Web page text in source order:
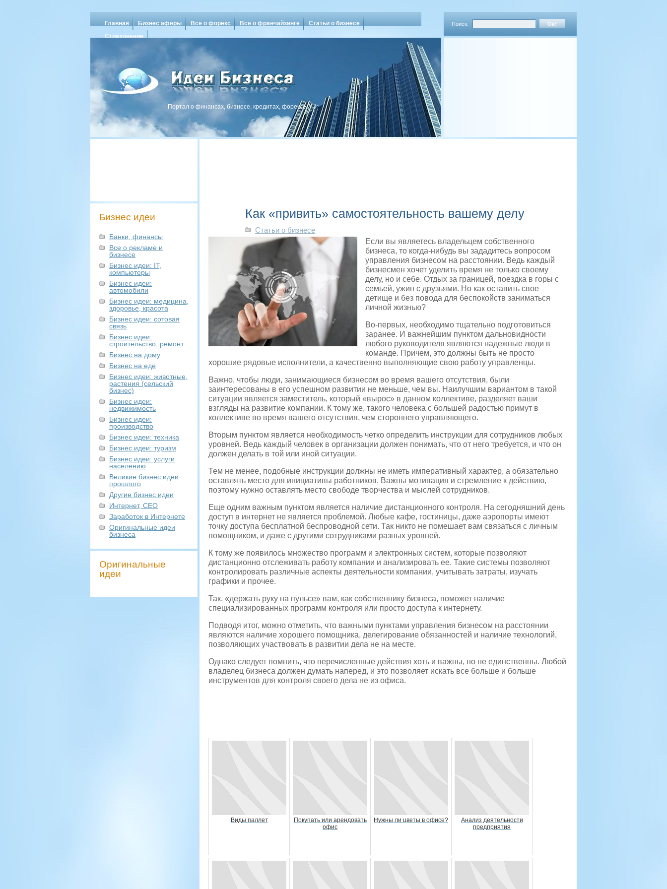
Главная Бизнес аферы Все о форекс Все о франчайзинге
Статьи о бизнесе
Страхование
Поиск:
Портал о финансах, бизнесе, кредитах, форексе
Бизнес идеи
Банки, финансы
Все о рекламе и
бизнесе
Бизнес идеи: IT,
компьютеры
Бизнес идеи:
автомобили
Бизнес идеи: медицина,
здоровье, красота
Бизнес идеи: сотовая
связь
Бизнес идеи:
строительство, ремонт
Бизнес на дому
Бизнес на еде
Бизнес идеи: животные,
растения (сельский
бизнес)
Бизнес идеи:
недвижимость
Бизнес идеи:
производство
Бизнес идеи: техника
Бизнес идеи: туризм
Бизнес идеи: услуги
населению
Великие бизнес идеи
прошлого
Другие бизнес идеи
Интернет, СЕО
Заработок в Интернете
Оригинальные идеи
бизнеса
Оригинальные
идеи
Как «привить» самостоятельность вашему делу
Статьи о бизнесе
Если вы являетесь владельцем собственного
бизнеса, то когда-нибудь вы зададитесь вопросом
управления бизнесом на расстоянии. Ведь каждый
бизнесмен хочет уделить время не только своему
делу, но и себе. Отдых за границей, поездка в горы с
семьей, ужин с друзьями. Но как оставить свое
детище и без повода для беспокойств заниматься
личной жизнью?
Во-первых, необходимо тщательно подготовиться
заранее. И важнейшим пунктом дальновидности
любого руководителя являются надежные люди в
команде. Причем, это должны быть не просто
хорошие рядовые исполнители, а качественно выполняющие свою работу управленцы.
Важно, чтобы люди, занимающиеся бизнесом во время вашего отсутствия, были
заинтересованы в его успешном развитии не меньше, чем вы. Наилучшим вариантом в такой
ситуации является заместитель, который «вырос» в данном коллективе, разделяет ваши
взгляды на развитие компании. К тому же, такого человека с большей радостью примут в
коллективе во время вашего отсутствия, чем стороннего управляющего.
Вторым пунктом является необходимость четко определить инструкции для сотрудников любых
уровней. Ведь каждый человек в организации должен понимать, что от него требуется, и что он
должен делать в той или иной ситуации.
Тем не менее, подобные инструкции должны не иметь императивный характер, а обязательно
оставлять место для инициативы работников. Важны мотивация и стремление к действию,
поэтому нужно оставлять место свободе творчества и мыслей сотрудников.
Еще одним важным пунктом является наличие дистанционного контроля. На сегодняшний день
доступ в интернет не является проблемой. Любые кафе, гостиницы, даже аэропорты имеют
точку доступа бесплатной беспроводной сети. Так никто не помешает вам связаться с личным
помощником, и даже с другими сотрудниками разных уровней.
К тому же появилось множество программ и электронных систем, которые позволяют
дистанционно отслеживать работу компании и анализировать ее. Такие системы позволяют
контролировать различные аспекты деятельности компании, учитывать затраты, изучать
графики и прочее.
Так, «держать руку на пульсе» вам, как собственнику бизнеса, поможет наличие
специализированных программ контроля или просто доступа к интернету.
Подводя итог, можно отметить, что важными пунктами управления бизнесом на расстоянии
являются наличие хорошего помощника, делегирование обязанностей и наличие технологий,
позволяющих участвовать в развитии дела не на месте.
Однако следует помнить, что перечисленные действия хоть и важны, но не единственны. Любой
владелец бизнеса должен думать наперед, и это позволяет искать все больше и больше
инструментов для контроля своего дела не из офиса.
Виды паллет
Покупать или арендовать
офис
Нужны ли цветы в офисе?
Анализ деятельности
предприятия